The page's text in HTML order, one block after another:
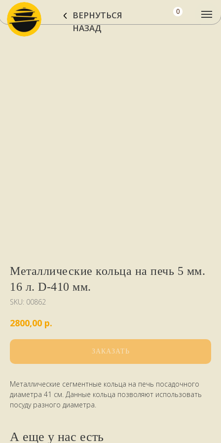
ВЕРНУТЬСЯ
НАЗАД
Металлические кольца на печь 5 мм.
16 л. D-410 мм.
SKU: 00862
2800,00 р.
ЗАКАЗАТЬ
Металлические сегментные кольца на печь посадочного
диаметра 41 см. Данные кольца позволяют использовать
посуду разного диаметра.
А еще у нас есть